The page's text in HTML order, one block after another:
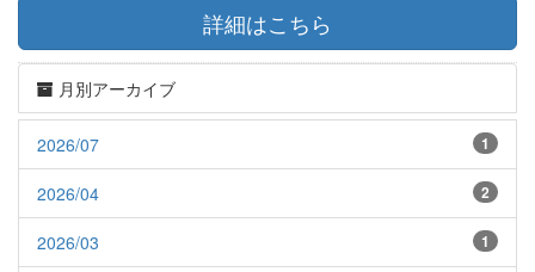
詳細はこちら
月別アーカイブ
2026/07 1
2026/04 2
2026/03 1